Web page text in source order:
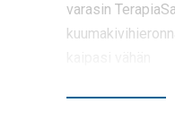
varasin